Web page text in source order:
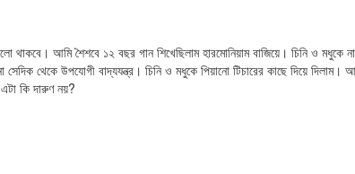
আমি শৈশবে ১২ বছর গান শিখেছিলাম হারমোনিয়াম বাজিয়ে। চিনি ও
সেদিক থেকে উপযোগী বাদ্যযন্ত্র। চিনি ও মধুকে পিয়ানো টিচারের কাছে দিয়ে
এটা কি দারুণ নয়?